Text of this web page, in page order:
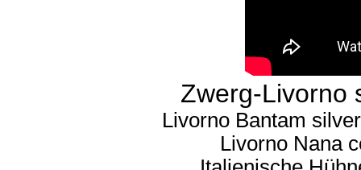
Zwerg-Livorno
Livorno Bantam
Livorno Nana